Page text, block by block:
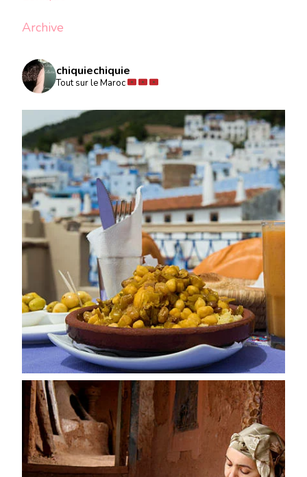
Archive
chiquiechiquie
Tout sur le Maroc